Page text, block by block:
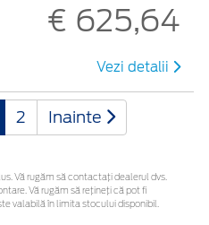
€ 625,64
Vezi detalii
2 Inainte
Vă rugăm să contactaţi dealerul dvs.
Vă rugăm să rețineți că pot fi
valabilă în limita stocului disponibil.